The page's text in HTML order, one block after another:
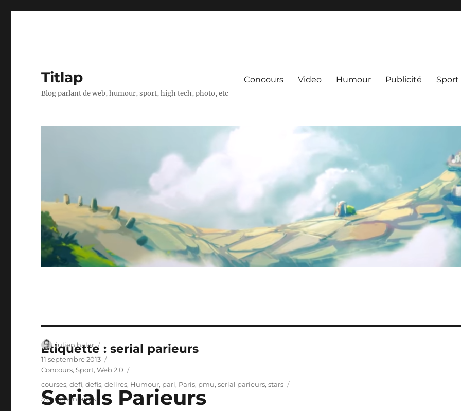
Titlap
Blog parlant de web, humour, sport, high tech, photo, etc
Concours Video Humour Publicité Sport
Étiquette :serial parieurs
Serials Parieurs
Auteur
julien haler
Publié
le
11 septembre 2013
Catégories
Concours,Sport,Web 2.0
Étiquettes
courses,defi,defis,delires, Humour, pari, Paris, pmu,serial parieurs,stars
5 commentairessur